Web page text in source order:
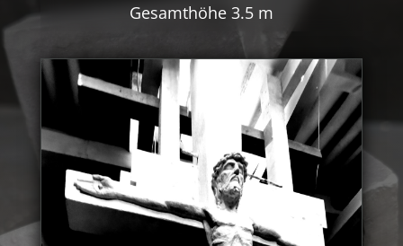
Gesamthöhe 3.5 m